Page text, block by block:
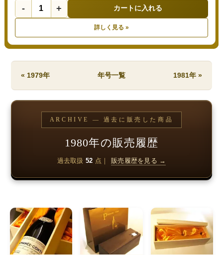
- + カートに入れる
詳しく見る »
« 1979年 年号一覧 1981年 »
ARCHIVE — 過去に販売した商品
1980年の販売履歴
過去取扱 52 点｜ 販売履歴を見る →